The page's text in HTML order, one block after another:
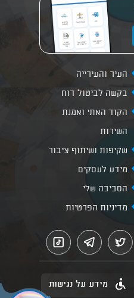
העיר והעירייה
בקשה לביטול דוח
הקוד האתי ואמנת
השירות
שקיפות ושיתוף ציבור
מידע לעסקים
הסביבה שלי
מדיניות הפרטיות
מידע על נגישות